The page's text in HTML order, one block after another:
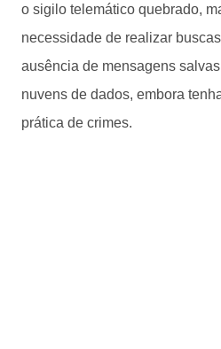
o sigilo telemático quebrado,
necessidade de realizar
ausência de mensagens
nuvens de dados, embora
prática de crimes.